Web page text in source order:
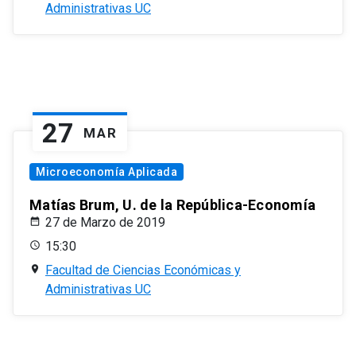
Administrativas UC
27 MAR
Microeconomía Aplicada
Matías Brum, U. de la República-Economía
27 de Marzo de 2019
15:30
Facultad de Ciencias Económicas y
Administrativas UC